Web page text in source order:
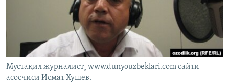
Мустақил журналист¸ www.dunyouzbeklari.com сайти
асосчиси Исмат Хушев.